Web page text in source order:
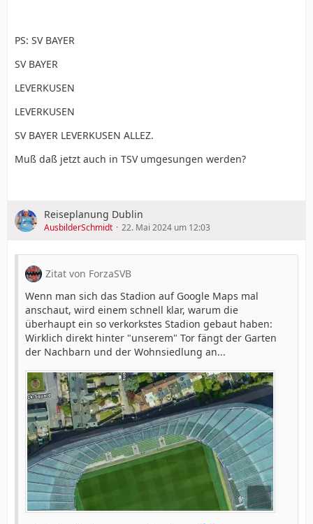
PS: SV BAYER
SV BAYER
LEVERKUSEN
LEVERKUSEN
SV BAYER LEVERKUSEN ALLEZ.
Muß daß jetzt auch in TSV umgesungen werden?
Reiseplanung Dublin
AusbilderSchmidt 22. Mai 2024 um 12:03
Zitat von ForzaSVB
Wenn man sich das Stadion auf Google Maps mal
anschaut, wird einem schnell klar, warum die
überhaupt ein so verkorkstes Stadion gebaut haben:
Wirklich direkt hinter "unserem" Tor fängt der Garten
der Nachbarn und der Wohnsiedlung an...